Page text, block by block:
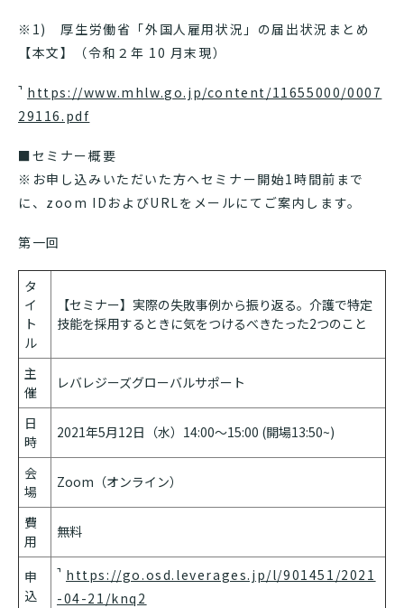
※1) 厚生労働省「外国人雇用状況」の届出状況まとめ
【本文】（令和２年 10 月末現）
https://www.mhlw.go.jp/content/11655000/0007
29116.pdf
■セミナー概要
※お申し込みいただいた方へセミナー開始1時間前まで
に、zoom IDおよびURLをメールにてご案内します。
第一回
タ
イ
ト
ル
【セミナー】実際の失敗事例から振り返る。介護で特定
技能を採用するときに気をつけるべきたった2つのこと
主
催
レバレジーズグローバルサポート
日
時
2021年5月12日（水）14:00～15:00 (開場13:50~)
会
場
Zoom（オンライン）
費
用
無料
申
込
https://go.osd.leverages.jp/l/901451/2021
-04-21/knq2